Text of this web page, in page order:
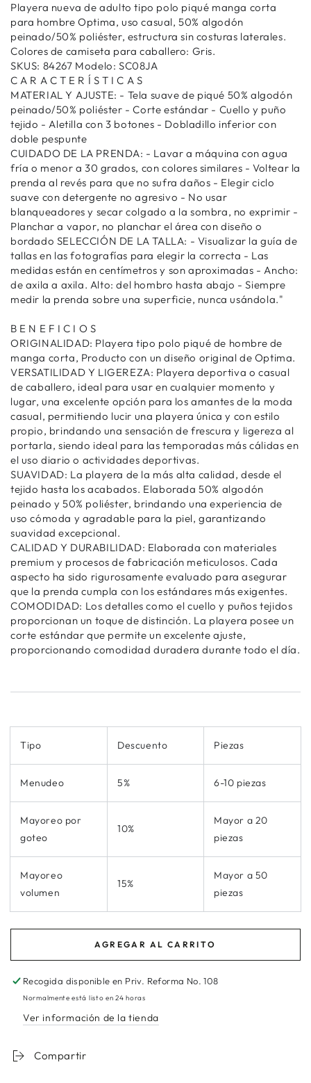
Playera nueva de adulto tipo polo piqué manga corta
para hombre Optima, uso casual, 50% algodón
peinado/50% poliéster, estructura sin costuras laterales.
Colores de camiseta para caballero: Gris.
SKUS: 84267 Modelo: SC08JA
C A R A C T E R Í S T I C A S
MATERIAL Y AJUSTE: - Tela suave de piqué 50% algodón
peinado/50% poliéster - Corte estándar - Cuello y puño
tejido - Aletilla con 3 botones - Dobladillo inferior con
doble pespunte
CUIDADO DE LA PRENDA: - Lavar a máquina con agua
fría o menor a 30 grados, con colores similares - Voltear la
prenda al revés para que no sufra daños - Elegir ciclo
suave con detergente no agresivo - No usar
blanqueadores y secar colgado a la sombra, no exprimir -
Planchar a vapor, no planchar el área con diseño o
bordado SELECCIÓN DE LA TALLA: - Visualizar la guía de
tallas en las fotografías para elegir la correcta - Las
medidas están en centímetros y son aproximadas - Ancho:
de axila a axila. Alto: del hombro hasta abajo - Siempre
medir la prenda sobre una superficie, nunca usándola."
B E N E F I C I O S
ORIGINALIDAD: Playera tipo polo piqué de hombre de
manga corta, Producto con un diseño original de Optima.
VERSATILIDAD Y LIGEREZA: Playera deportiva o casual
de caballero, ideal para usar en cualquier momento y
lugar, una excelente opción para los amantes de la moda
casual, permitiendo lucir una playera única y con estilo
propio, brindando una sensación de frescura y ligereza al
portarla, siendo ideal para las temporadas más cálidas en
el uso diario o actividades deportivas.
SUAVIDAD: La playera de la más alta calidad, desde el
tejido hasta los acabados. Elaborada 50% algodón
peinado y 50% poliéster, brindando una experiencia de
uso cómoda y agradable para la piel, garantizando
suavidad excepcional.
CALIDAD Y DURABILIDAD: Elaborada con materiales
premium y procesos de fabricación meticulosos. Cada
aspecto ha sido rigurosamente evaluado para asegurar
que la prenda cumpla con los estándares más exigentes.
COMODIDAD: Los detalles como el cuello y puños tejidos
proporcionan un toque de distinción. La playera posee un
corte estándar que permite un excelente ajuste,
proporcionando comodidad duradera durante todo el día.
Tipo Descuento Piezas
Menudeo 5% 6-10 piezas
Mayoreo por
goteo
10%
Mayor a 20
piezas
Mayoreo
volumen
15%
Mayor a 50
piezas
AGREGAR AL CARRITO
Recogida disponible en Priv. Reforma No. 108
Normalmente está listo en 24 horas
Ver información de la tienda
Compartir